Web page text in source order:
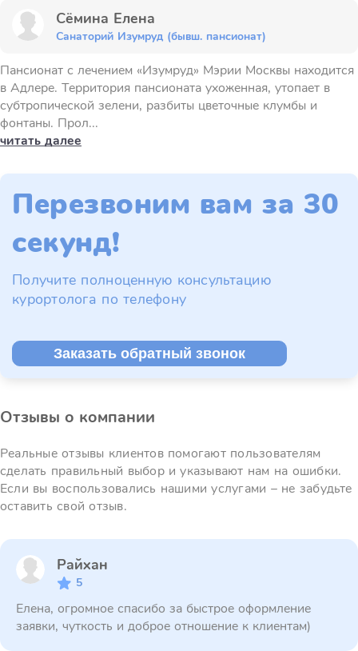
Сёмина Елена
Санаторий Изумруд (бывш. пансионат)
Пансионат с лечением «Изумруд» Мэрии Москвы находится
в Адлере. Территория пансионата ухоженная, утопает в
субтропической зелени, разбиты цветочные клумбы и
фонтаны. Прол...
читать далее
Перезвоним вам за 30
секунд!
Получите полноценную консультацию
курортолога по телефону
Заказать обратный звонок
Отзывы о компании
Реальные отзывы клиентов помогают пользователям
сделать правильный выбор и указывают нам на ошибки.
Если вы воспользовались нашими услугами – не забудьте
оставить свой отзыв.
Райхан
5
Елена, огромное спасибо за быстрое оформление
заявки, чуткость и доброе отношение к клиентам)